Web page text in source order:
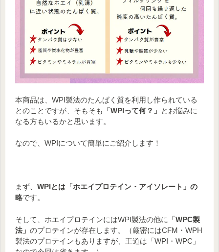
本商品は、WPI製法のたんぱく質を利用し作られている
とのことですが、そもそも
「WPIって何？」 とお悩みに
なる方もいるかと思います。
なので、WPIについて簡単にご紹介します！
まず、 WPIとは「ホエイプロテイン・アイソレート」の
略です。
そして、ホエイプロテインにはWPI製法の他に
「WPC製
法」 のプロテインが存在します。（厳密にはCFM・WPH
製法のプロテインもありますが、王道は「WPI・WPC」